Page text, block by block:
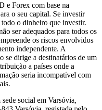
e Forex com base na
o seu capital. Se investir
o dinheiro que investir.
ser adequados para todos os
os riscos envolvidos
independente. A
se dirige a destinatários de um
a países onde a
seria incompatível com
social em Varsóvia,